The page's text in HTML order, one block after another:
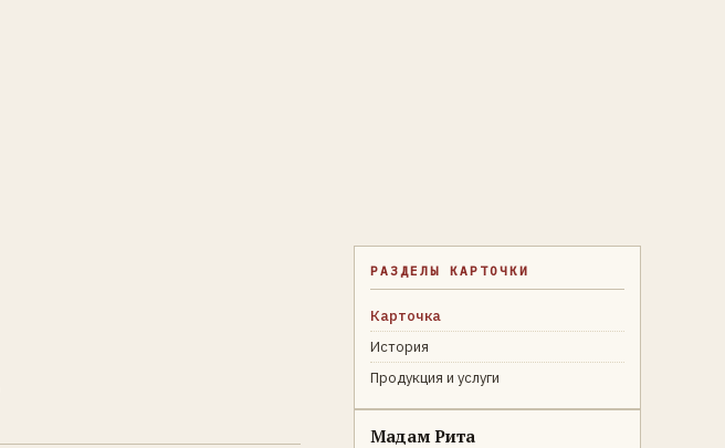
РАЗДЕЛЫ КАРТОЧКИ
Карточка
История
Продукция и услуги
Мадам Рита